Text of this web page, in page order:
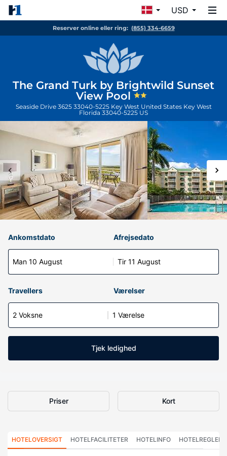
USD
Reserver online eller ring: (855) 334-6659
The Grand Turk by Brightwild Sunset
View Pool
Seaside Drive 3625 33040-5225 Key West United States Key West
Florida 33040-5225 US
Ankomstdato
Man 10 August
Afrejsedato
Tir 11 August
Travellers Værelser
2 Voksne 1 Værelse
Tjek ledighed
Priser Kort
HOTELOVERSIGT HOTELFACILITETER HOTELINFO HOTELREGLER